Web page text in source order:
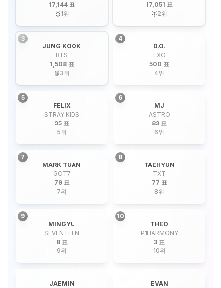
17,144 표
🥇1위
17,051 표
🥈2위
3
JUNG KOOK
BTS
1,508 표
🥉3위
4
D.O.
EXO
500 표
4위
5
FELIX
STRAY KIDS
95 표
5위
6
MJ
ASTRO
83 표
6위
7
MARK TUAN
GOT7
79 표
7위
8
TAEHYUN
TXT
77 표
8위
9
MINGYU
SEVENTEEN
8 표
9위
10
THEO
P1HARMONY
3 표
10위
JAEMIN
EVAN